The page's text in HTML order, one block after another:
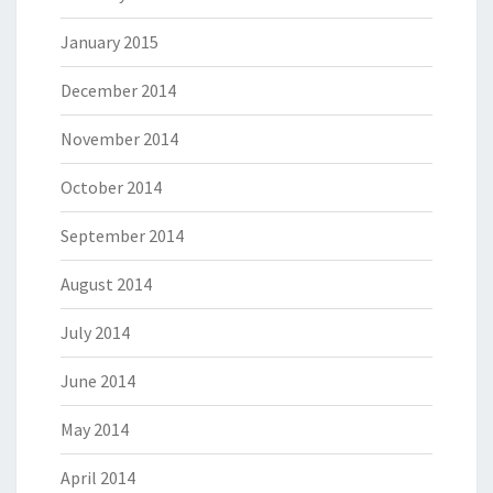
January 2015
December 2014
November 2014
October 2014
September 2014
August 2014
July 2014
June 2014
May 2014
April 2014